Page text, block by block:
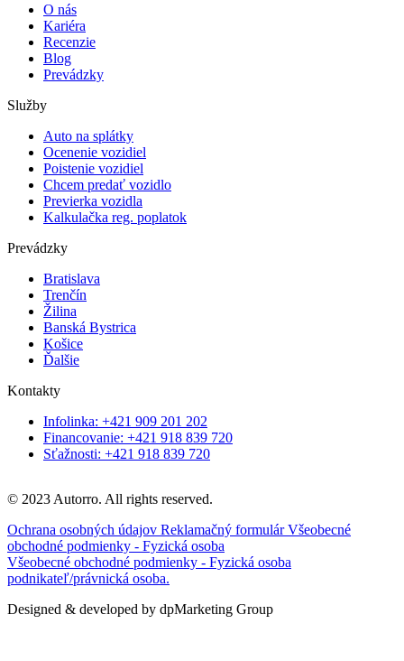
O nás
Kariéra
Recenzie
Blog
Prevádzky
Služby
Auto na splátky
Ocenenie vozidiel
Poistenie vozidiel
Chcem predať vozidlo
Previerka vozidla
Kalkulačka reg. poplatok
Prevádzky
Bratislava
Trenčín
Žilina
Banská Bystrica
Košice
Ďalšie
Kontakty
Infolinka: +421 909 201 202
Financovanie: +421 918 839 720
Sťažnosti: +421 918 839 720
© 2023 Autorro. All rights reserved.
Ochrana osobných údajov Reklamačný formulárVšeobecné
obchodné podmienky - Fyzická osoba
Všeobecné obchodné podmienky - Fyzická osoba
podnikateľ/právnická osoba.
Designed & developed by dpMarketing Group